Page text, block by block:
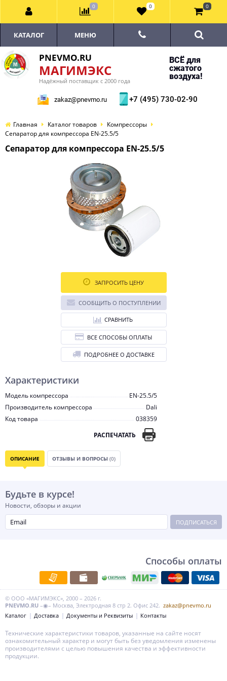
PNEVMO.RU
МАГИМЭКС
Надёжный поставщик с 2000 года
ВСЁ для
сжатого
воздуха!
zakaz@pnevmo.ru +7 (495) 730-02-90
КАТАЛОГ МЕНЮ
Главная Каталог товаров
Компрессоры
Сепаратор для компрессора EN-25.5/5
Сепаратор для компрессора EN-25.5/5
Характеристики
Модель компрессора
EN-25.5/5
Производитель компрессора
Dali
Код товара
038359
РАСПЕЧАТАТЬ
ЗАПРОСИТЬ ЦЕНУ
СООБЩИТЬ О ПОСТУПЛЕНИИ
СРАВНИТЬ
ВСЕ СПОСОБЫ ОПЛАТЫ
ПОДРОБНЕЕ О ДОСТАВКЕ
ОПИСАНИЕ ОТЗЫВЫ И ВОПРОСЫ (0)
Будьте в курсе!
Новости, обзоры и акции
ПОДПИСАТЬСЯ
Способы оплаты
© ООО «МАГИМЭКС», 2000 – 2026 г.
PNEVMO.RU –◉– Москва, Электродная 8 стр 2. Офис 242. zakaz@pnevmo.ru
Каталог
Доставка Документы и Реквизиты Контакты
0 0 0
Технические характеристики товаров, указанные на сайте носят
ознакомительный характер и могут быть без уведомления изменены
производителями с целью повышения качества и эффективности
продукции.